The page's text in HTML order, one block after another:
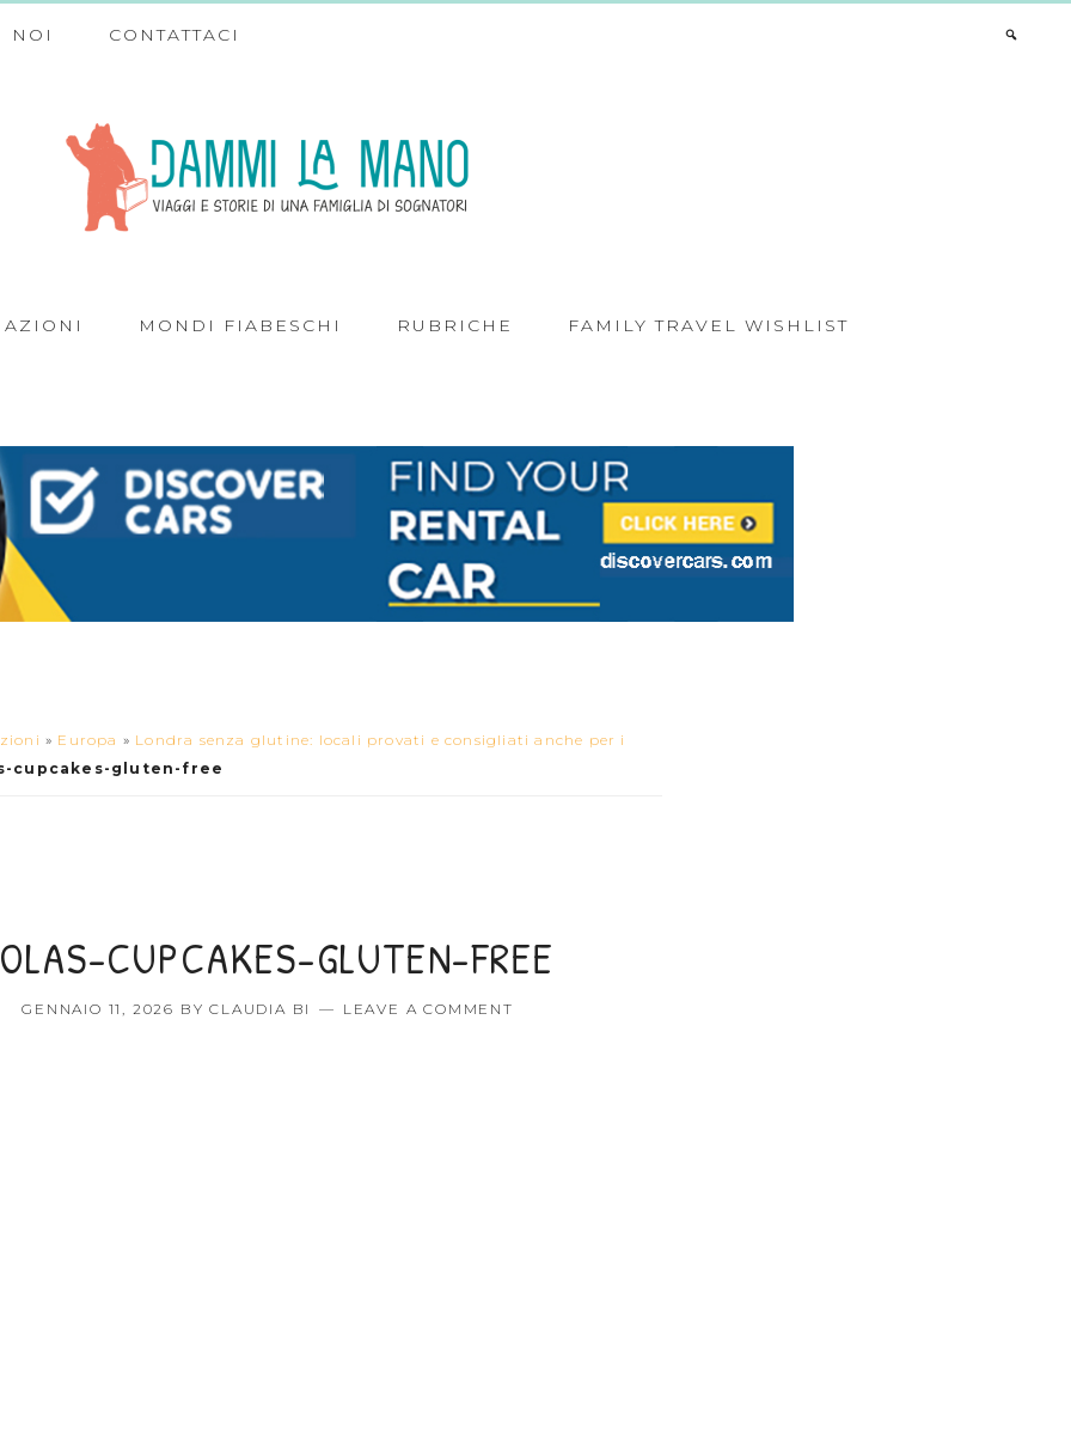
NOI CONTATTACI
MONDI FIABESCHI RUBRICHE FAMILY TRAVEL WISHLIST
» Europa » Londra senza glutine: locali provati e consigliati anche per i
cupcakes-gluten-free
CUPCAKES-GLUTEN-FREE
GENNAIO 11, 2026 BYCLAUDIA BI LEAVE A COMMENT